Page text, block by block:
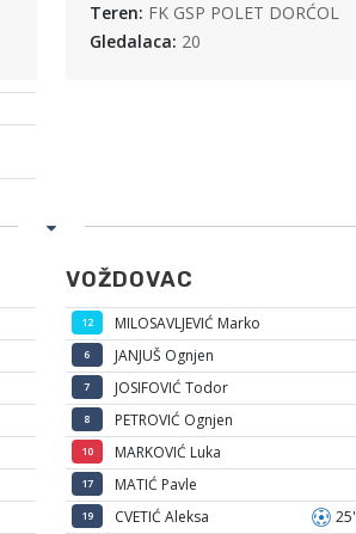
Teren: FK GSP POLET DORĆOL
Gledalaca: 20
VOŽDOVAC
12 MILOSAVLJEVIĆ Marko
6 JANJUŠ Ognjen
7 JOSIFOVIĆ Todor
8 PETROVIĆ Ognjen
10 MARKOVIĆ Luka
17 MATIĆ Pavle
19 CVETIĆ Aleksa 25'